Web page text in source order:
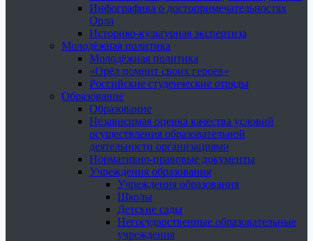
Инфографика о достопримечательностях
Орла
Историко-культурная экспертиза
Молодёжная политика
Молодёжная политика
«Орёл помнит своих героев»
Российские студенческие отряды
Образование
Образование
Независимая оценка качества условий
осуществления образовательной
деятельности организациями
Нормативно-правовые документы
Учреждения образования
Учреждения образования
Школы
Детские сады
Негосударственные образовательные
учреждения